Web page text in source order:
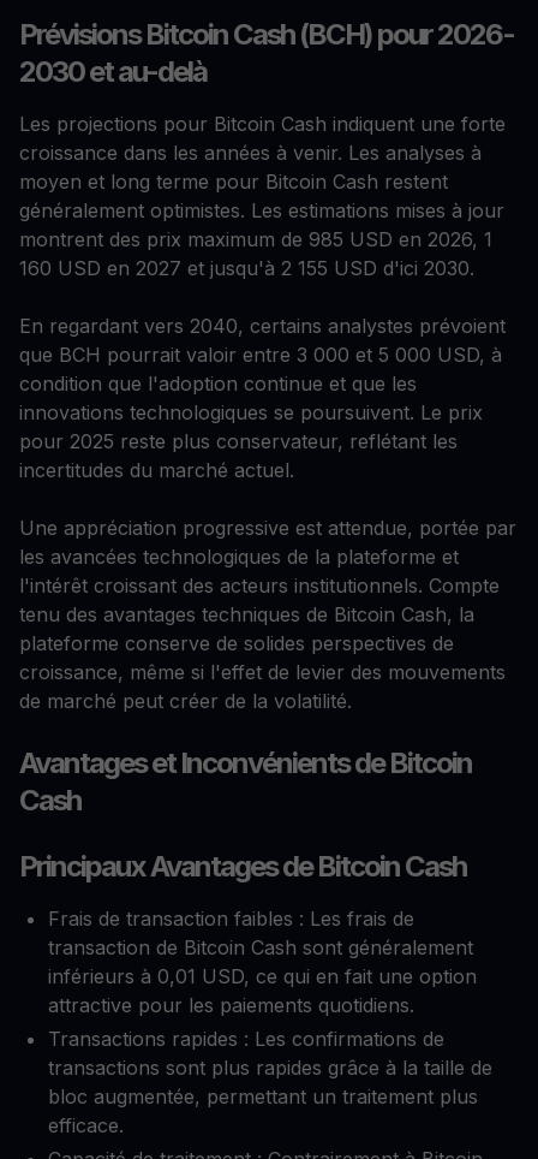
Prévisions Bitcoin Cash (BCH) pour 2026-
2030 et au-delà
Les projections pour Bitcoin Cash indiquent une forte
croissance dans les années à venir. Les analyses à
moyen et long terme pour Bitcoin Cash restent
généralement optimistes. Les estimations mises à jour
montrent des prix maximum de 985 USD en 2026, 1
160 USD en 2027 et jusqu'à 2 155 USD d'ici 2030.
En regardant vers 2040, certains analystes prévoient
que BCH pourrait valoir entre 3 000 et 5 000 USD, à
condition que l'adoption continue et que les
innovations technologiques se poursuivent. Le prix
pour 2025 reste plus conservateur, reflétant les
incertitudes du marché actuel.
Une appréciation progressive est attendue, portée par
les avancées technologiques de la plateforme et
l'intérêt croissant des acteurs institutionnels. Compte
tenu des avantages techniques de Bitcoin Cash, la
plateforme conserve de solides perspectives de
croissance, même si l'effet de levier des mouvements
de marché peut créer de la volatilité.
Avantages et Inconvénients de Bitcoin
Cash
Principaux Avantages de Bitcoin Cash
Frais de transaction faibles : Les frais de
transaction de Bitcoin Cash sont généralement
inférieurs à 0,01 USD, ce qui en fait une option
attractive pour les paiements quotidiens.
Transactions rapides : Les confirmations de
transactions sont plus rapides grâce à la taille de
bloc augmentée, permettant un traitement plus
efficace.